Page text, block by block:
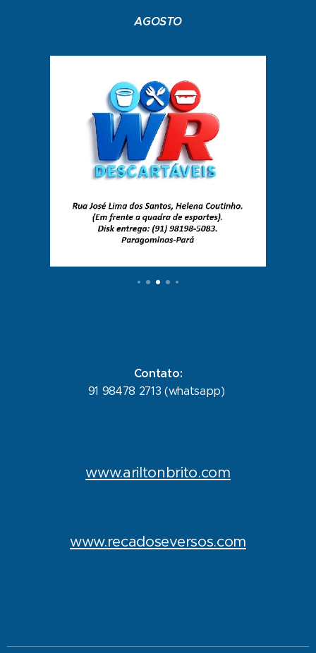
AGOSTO
Contato:
91 98478 2713 (whatsapp)
www.ariltonbrito.com
www.recadoseversos.com